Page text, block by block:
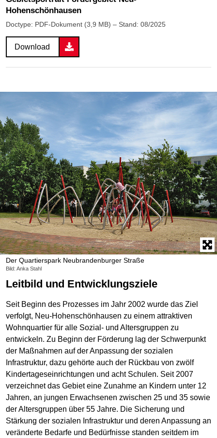
Hohenschönhausen
Doctype: PDF-Dokument (3,9 MB) – Stand: 08/2025
Download
Der Quartierspark Neubrandenburger Straße
Bild: Anka Stahl
Leitbild und Entwicklungsziele
Seit Beginn des Prozesses im Jahr 2002 wurde das Ziel
verfolgt, Neu-Hohenschönhausen zu einem attraktiven
Wohnquartier für alle Sozial- und Altersgruppen zu
entwickeln. Zu Beginn der Förderung lag der Schwerpunkt
der Maßnahmen auf der Anpassung der sozialen
Infrastruktur, dazu gehörte auch der Rückbau von zwölf
Kindertageseinrichtungen und acht Schulen. Seit 2007
verzeichnet das Gebiet eine Zunahme an Kindern unter 12
Jahren, an jungen Erwachsenen zwischen 25 und 35 sowie
der Altersgruppen über 55 Jahre. Die Sicherung und
Stärkung der sozialen Infrastruktur und deren Anpassung an
veränderte Bedarfe und Bedürfnisse standen seitdem im